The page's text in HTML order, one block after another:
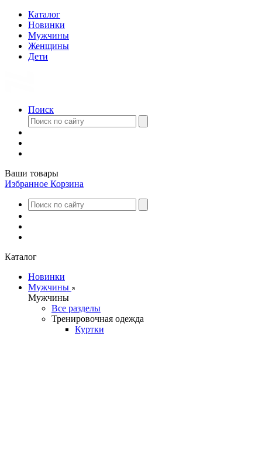
Каталог
Новинки
Мужчины
Женщины
Дети
Поиск
Ваши товары
Избранное Корзина
Каталог
Новинки
Мужчины
Мужчины
Все разделы
Тренировочная одежда
Куртки